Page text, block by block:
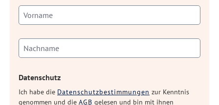
Datenschutz
Ich habe die Datenschutzbestimmungen zur Kenntnis
genommen und die AGB gelesen und bin mit ihnen